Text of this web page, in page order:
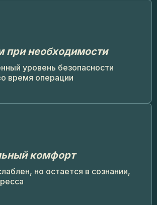
при необходимости
уровень безопасности
время операции
комфорт
но остается в сознании,